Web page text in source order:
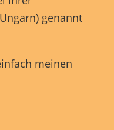
genannt
meinen